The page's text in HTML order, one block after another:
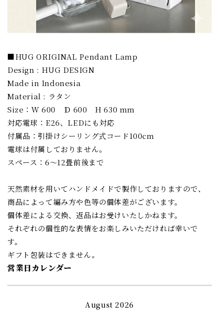
営業日カレンダー
August 2026
■HUG ORIGINAL Pendant Lamp
Design : HUG DESIGN
Made in Indonesia
Material : ラタン
Size：W 600 Ｄ 600 H 630 mm
対応電球：E26、LEDにも対応
付属品：引掛けシーリング式コード100cm
電球は付属しておりません。
スペース：6〜12畳前後まで
天然素材を用いてハンドメイドで製作しておりますので、
商品によって編み方や色等の個体差がございます。
個体差による交換、返品はお受けいたしかねます。
それぞれの個性的な表情をお楽しみいただければ幸いで
す。
ギフト包装はできません。